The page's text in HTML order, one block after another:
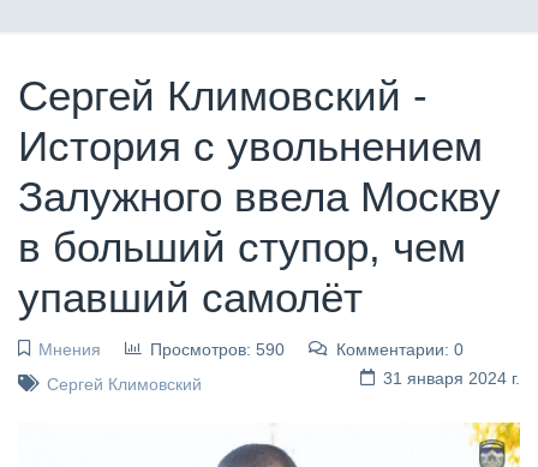
Сергей Климовский -
История с увольнением
Залужного ввела Москву
в больший ступор, чем
упавший самолёт
Мнения Просмотров: 590
Комментарии: 0
31 января 2024 г.
Сергей Климовский